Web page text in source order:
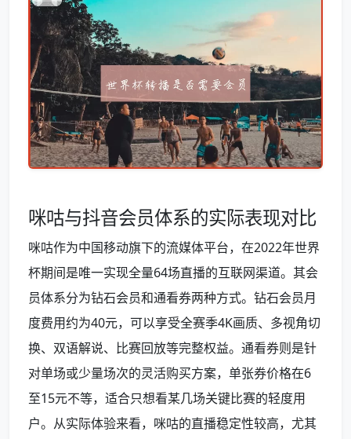
咪咕与抖音会员体系的实际表现对比
咪咕作为中国移动旗下的流媒体平台，在2022年世界
杯期间是唯一实现全量64场直播的互联网渠道。其会
员体系分为钻石会员和通看券两种方式。钻石会员月
度费用约为40元，可以享受全赛季4K画质、多视角切
换、双语解说、比赛回放等完整权益。通看券则是针
对单场或少量场次的灵活购买方案，单张券价格在6
至15元不等，适合只想看某几场关键比赛的轻度用
户。从实际体验来看，咪咕的直播稳定性较高，尤其